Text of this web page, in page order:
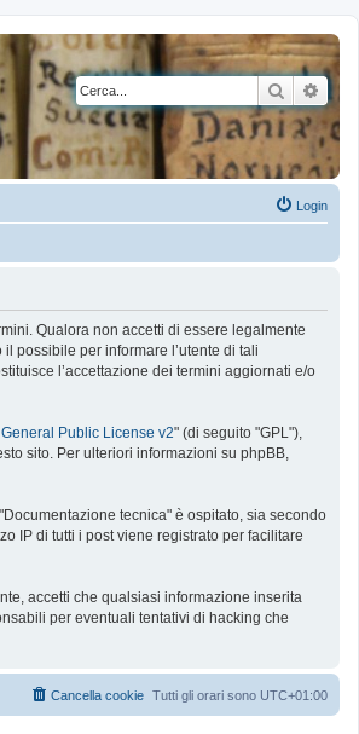
Cerca
Login
Qualora non accetti di essere legalmente
possibile per informare l’utente di tali
l’accettazione dei termini aggiornati e/o
Public License v2" (di seguito "GPL"),
sito. Per ulteriori informazioni su phpBB,
tecnica" è ospitato, sia secondo
IP di tutti i post viene registrato per facilitare
accetti che qualsiasi informazione inserita
per eventuali tentativi di hacking che
Tutti gli orari sono UTC+01:00
Cancella cookie